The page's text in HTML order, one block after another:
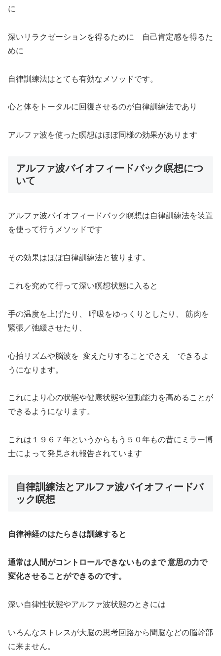
に
深いリラクゼーションを得るために 自己肯定感を得るた
めに
自律訓練法はとても有効なメソッドです。
心と体をトータルに回復させるのが自律訓練法であり
アルファ波を使った瞑想はほぼ同様の効果があります
アルファ波バイオフィードバック瞑想につ
いて
アルファ波バイオフィードバック瞑想は自律訓練法を装置
を使って行うメソッドです
その効果はほぼ自律訓練法と被ります。
これを究めて行って深い瞑想状態に入ると
手の温度を上げたり、 呼吸をゆっくりとしたり、 筋肉を
緊張／弛緩させたり、
心拍リズムや脳波を 変えたりすることでさえ できるよ
うになります。
これにより心の状態や健康状態や運動能力を高めることが
できるようになります。
これは１９６７年というからもう５０年もの昔にミラー博
士によって発見され報告されています
自律訓練法とアルファ波バイオフィードバ
ック瞑想
自律神経のはたらきは訓練すると
通常は人間がコン トロールできないものまで 意思の力で
変化させることができるのです。
深い自律性状態やアルファ波状態のときには
いろんなストレスが大脳の思考回路から間脳などの脳幹部
に来ません。